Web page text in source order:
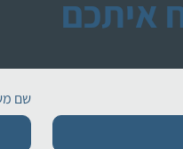
איתכם
שם